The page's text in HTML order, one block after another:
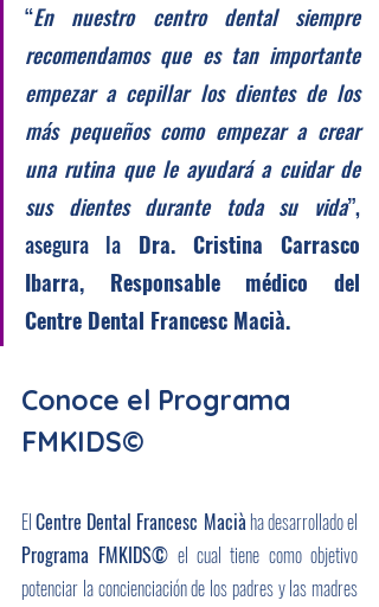
“En nuestro centro dental siempre
recomendamos que es tan importante
empezar a cepillar los dientes de los
más pequeños como empezar a crear
una rutina que le ayudará a cuidar de
sus dientes durante toda su vida”,
asegura la Dra. Cristina Carrasco
Ibarra, Responsable médico del
Centre Dental Francesc Macià.
Conoce el Programa
FMKIDS©
El Centre Dental Francesc Macià
Programa FMKIDS© el cual tiene como objetivo
potenciar la concienciación de los padres y las madres